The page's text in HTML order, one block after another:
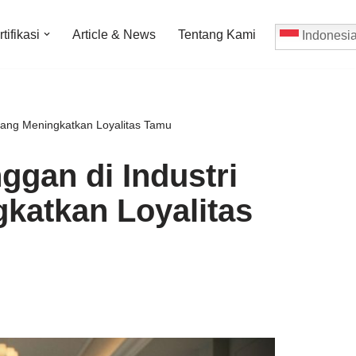
Article & News Tentang Kami
Meningkatkan Loyalitas Tamu
di Industri
Loyalitas